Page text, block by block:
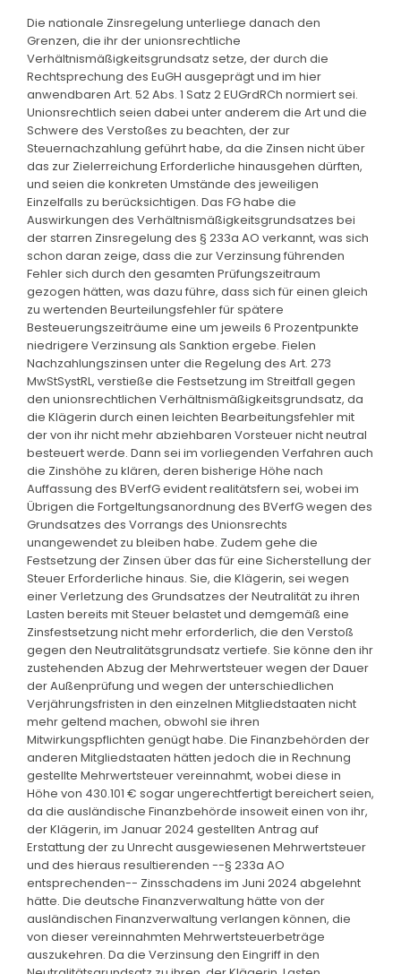
Die nationale Zinsregelung unterliege danach den
Grenzen, die ihr der unionsrechtliche
Verhältnismäßigkeitsgrundsatz setze, der durch die
Rechtsprechung des EuGH ausgeprägt und im hier
anwendbaren Art. 52 Abs. 1 Satz 2 EUGrdRCh normiert sei.
Unionsrechtlich seien dabei unter anderem die Art und die
Schwere des Verstoßes zu beachten, der zur
Steuernachzahlung geführt habe, da die Zinsen nicht über
das zur Zielerreichung Erforderliche hinausgehen dürften,
und seien die konkreten Umstände des jeweiligen
Einzelfalls zu berücksichtigen. Das FG habe die
Auswirkungen des Verhältnismäßigkeitsgrundsatzes bei
der starren Zinsregelung des § 233a AO verkannt, was sich
schon daran zeige, dass die zur Verzinsung führenden
Fehler sich durch den gesamten Prüfungszeitraum
gezogen hätten, was dazu führe, dass sich für einen gleich
zu wertenden Beurteilungsfehler für spätere
Besteuerungszeiträume eine um jeweils 6 Prozentpunkte
niedrigere Verzinsung als Sanktion ergebe. Fielen
Nachzahlungszinsen unter die Regelung des Art. 273
MwStSystRL, verstieße die Festsetzung im Streitfall gegen
den unionsrechtlichen Verhältnismäßigkeitsgrundsatz, da
die Klägerin durch einen leichten Bearbeitungsfehler mit
der von ihr nicht mehr abziehbaren Vorsteuer nicht neutral
besteuert werde. Dann sei im vorliegenden Verfahren auch
die Zinshöhe zu klären, deren bisherige Höhe nach
Auffassung des BVerfG evident realitätsfern sei, wobei im
Übrigen die Fortgeltungsanordnung des BVerfG wegen des
Grundsatzes des Vorrangs des Unionsrechts
unangewendet zu bleiben habe. Zudem gehe die
Festsetzung der Zinsen über das für eine Sicherstellung der
Steuer Erforderliche hinaus. Sie, die Klägerin, sei wegen
einer Verletzung des Grundsatzes der Neutralität zu ihren
Lasten bereits mit Steuer belastet und demgemäß eine
Zinsfestsetzung nicht mehr erforderlich, die den Verstoß
gegen den Neutralitätsgrundsatz vertiefe. Sie könne den ihr
zustehenden Abzug der Mehrwertsteuer wegen der Dauer
der Außenprüfung und wegen der unterschiedlichen
Verjährungsfristen in den einzelnen Mitgliedstaaten nicht
mehr geltend machen, obwohl sie ihren
Mitwirkungspflichten genügt habe. Die Finanzbehörden der
anderen Mitgliedstaaten hätten jedoch die in Rechnung
gestellte Mehrwertsteuer vereinnahmt, wobei diese in
Höhe von 430.101 € sogar ungerechtfertigt bereichert seien,
da die ausländische Finanzbehörde insoweit einen von ihr,
der Klägerin, im Januar 2024 gestellten Antrag auf
Erstattung der zu Unrecht ausgewiesenen Mehrwertsteuer
und des hieraus resultierenden --§ 233a AO
entsprechenden-- Zinsschadens im Juni 2024 abgelehnt
hätte. Die deutsche Finanzverwaltung hätte von der
ausländischen Finanzverwaltung verlangen können, die
von dieser vereinnahmten Mehrwertsteuerbeträge
auszukehren. Da die Verzinsung den Eingriff in den